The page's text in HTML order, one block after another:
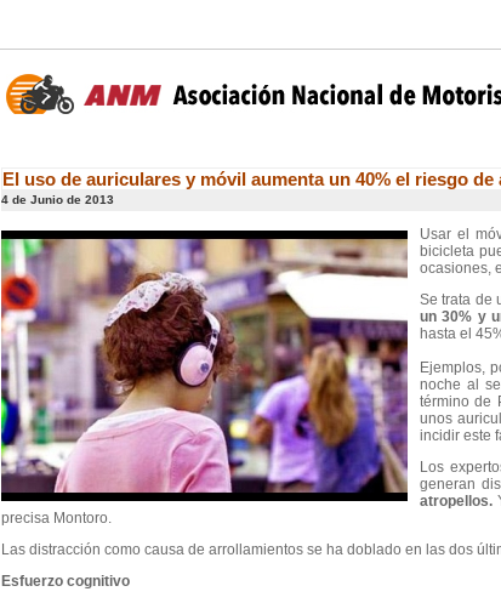
El uso de auriculares y móvil aumenta un 40% el riesgo
4 de Junio de 2013
Usar el
bicicleta
ocasiones,
Se trata de
un 30% y
hasta el
Ejemplos,
noche al
término de
unos
incidir este
Los
generan
atropellos.
precisa Montoro.
Las distracción como causa de arrollamientos se ha doblado en las dos
Esfuerzo cognitivo